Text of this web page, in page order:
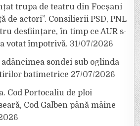
trupa de teatru din Focșani
de actori”. Consilierii PSD, PNL
desființare, în timp ce AUR s-
votat împotrivă. 31/07/2026
sondei sub oglinda
batimetrice 27/07/2026
Cod Portocaliu de ploi
Cod Galben până mâine